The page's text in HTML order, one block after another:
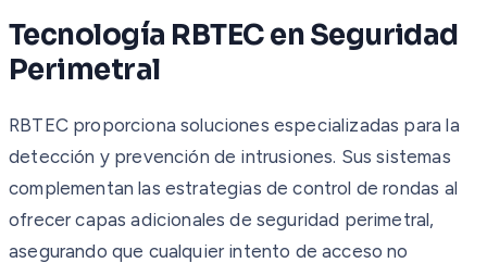
Tecnología RBTEC en Seguridad
Perimetral
RBTEC proporciona soluciones especializadas para la
detección y prevención de intrusiones. Sus sistemas
complementan las estrategias de control de rondas al
ofrecer capas adicionales de seguridad perimetral,
asegurando que cualquier intento de acceso no